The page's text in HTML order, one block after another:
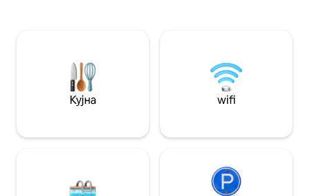
островот со удобноста на новата
зграда опкружена со природа
што значи љубов
треба превоз за
поголемите
Кујна wifi